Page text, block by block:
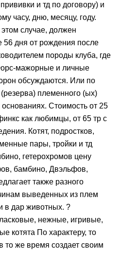
и тд по договору) и
часу, дню, месяцу, году.
случае, должен
56 дня от рождения после
породы клуба, где
мажорные и личные
обсуждаются. Или по
племенного (ых)
Стоимость от 25
как любимцы, от 65 тр с
Котят, подростков,
пары, тройки и тд
гетерохромов цену
бамбино, Двэльфов,
также разного
выведенных из плем
в дар животных. ?
нежные, игривые,
котята По характеру, то
то же время создает своим